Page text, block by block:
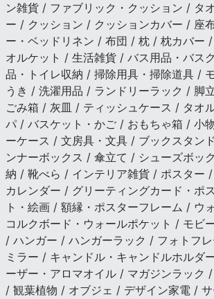
ン雑貨 / ファブリック・クッション / タ
ー / クッション / クッションカバー / 座
ー・ベッドリネン / 布団 / 枕 / 枕カバー /
オルケット / 生活雑貨 / バス用品・バス
品・トイレ収納 / 掃除用具・掃除道具 /
うき / 洗濯用品 / ランドリーラック / 脚
ごみ箱 / 灰皿 / ティッシュケース / タオ
パ / バスケット・かご / おもちゃ箱 / 小
ーケース / 文房具・文具 / ブックスタン
ンナーボックス / 傘立て / シューズボッ
納 / 靴べら / インテリア雑貨 / ポスター
カレンダー / グリーティングカード・ポ
ト・絵画 / 額縁・ポスターフレーム / ウ
コルクボード・ウォールポケット / モビ
/ ハンガー / ハンガーラック / フォトフ
ミラー / キャンドル・キャンドルホルダ
ーザー・アロマオイル / マガジンラック
/ 観葉植物 / オブジェ / デザイン家電 / サ